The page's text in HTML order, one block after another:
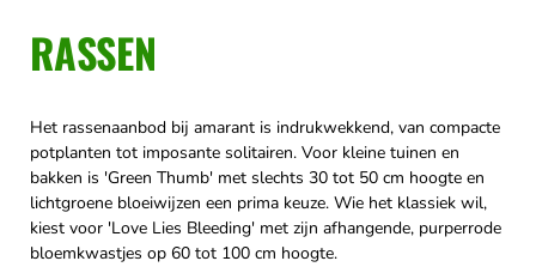
RASSEN
Het rassenaanbod bij amarant is indrukwekkend, van compacte
potplanten tot imposante solitairen. Voor kleine tuinen en
bakken is 'Green Thumb' met slechts 30 tot 50 cm hoogte en
lichtgroene bloeiwijzen een prima keuze. Wie het klassiek wil,
kiest voor 'Love Lies Bleeding' met zijn afhangende, purperrode
bloemkwastjes op 60 tot 100 cm hoogte.